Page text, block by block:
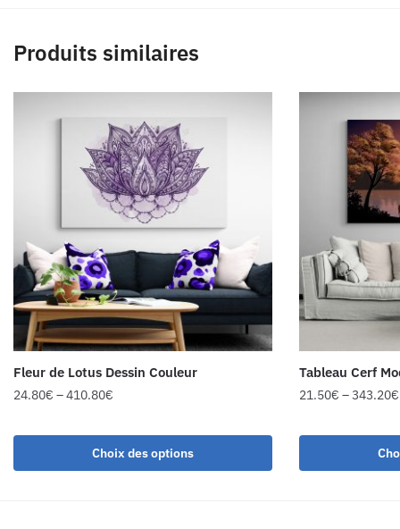
Produits similaires
Fleur de Lotus Dessin Couleur
24.80€ –410.80€
Choix des options
Tableau Cerf
21.50€ –343.20€